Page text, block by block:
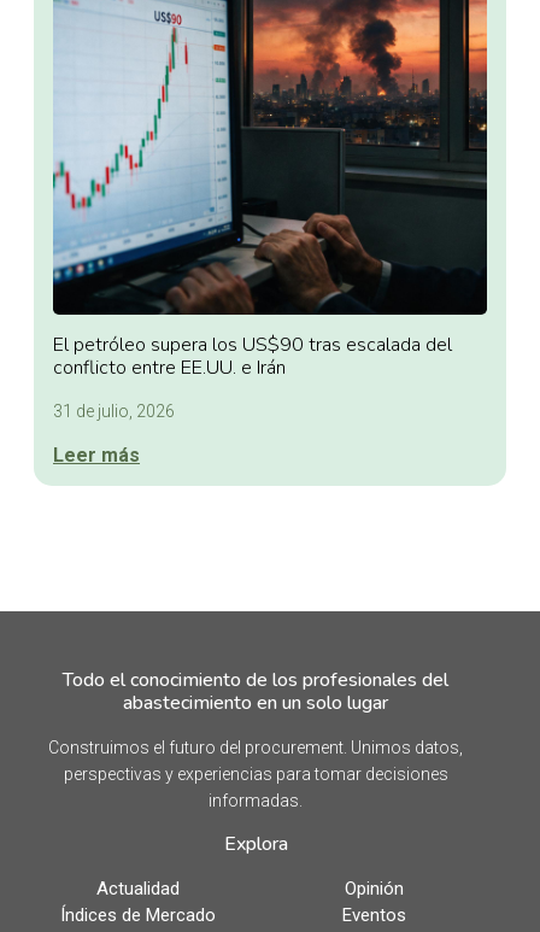
El petróleo supera los US$90 tras escalada del
conflicto entre EE.UU. e Irán
31 de julio, 2026
Leer más
Todo el conocimiento de los profesionales del
abastecimiento en un solo lugar
Construimos el futuro del procurement. Unimos datos,
perspectivas y experiencias para tomar decisiones
informadas.
Explora
Actualidad
Opinión
Índices de Mercado
Eventos